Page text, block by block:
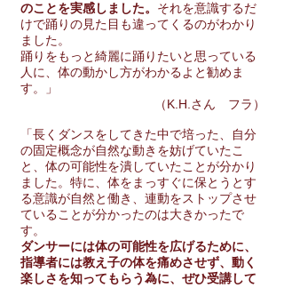
のことを実感しました。 それを意識するだ
けで踊りの見た目も違ってくるのがわかり
ました。
踊りをもっと綺麗に踊りたいと思っている
人に、体の動かし方がわかるよと勧めま
す。」
（K.H.さん フラ）
「長くダンスをしてきた中で培った、自分
の固定概念が自然な動きを妨げていたこ
と、体の可能性を潰していたことが分かり
ました。特に、体をまっすぐに保とうとす
る意識が自然と働き、連動をストップさせ
ていることが分かったのは大きかったで
す。
ダンサーには体の可能性を広げるために、
指導者には教え子の体を痛めさせず、動く
楽しさを知ってもらう為に、ぜひ受講して